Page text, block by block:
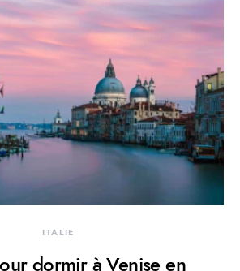
ITALIE
dormir à Venise en